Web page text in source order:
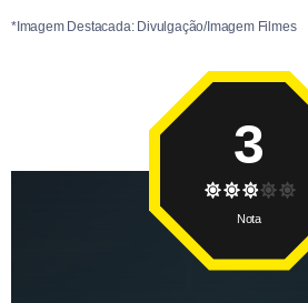
*Imagem Destacada: Divulgação/Imagem Filmes
3
Nota